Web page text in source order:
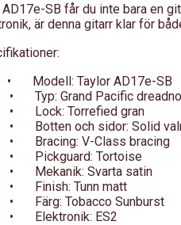
SB får du inte bara en
är denna gitarr klar för
•
Modell: Taylor AD17e-SB
•
Typ: Grand Pacific
•
Lock: Torrefied gran
•
Botten och sidor: Solid
•
Bracing: V-Class bracing
•
Pickguard: Tortoise
•
Mekanik: Svarta satin
•
Finish: Tunn matt
•
Färg: Tobacco Sunburst
•
Elektronik: ES2